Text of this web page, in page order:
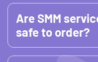
Are SMM
safe to order?